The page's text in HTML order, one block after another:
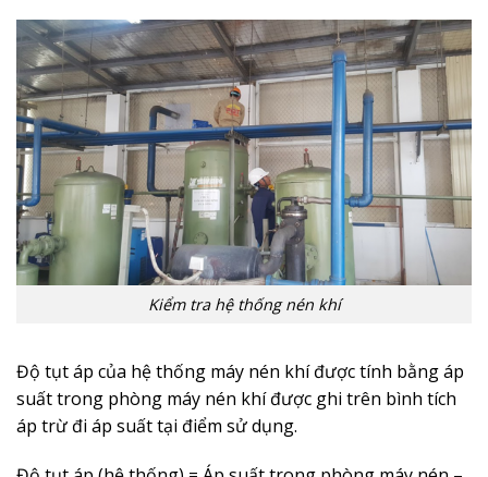
Kiểm tra hệ thống nén khí
Độ tụt áp của hệ thống máy nén khí được tính bằng áp
suất trong phòng máy nén khí được ghi trên bình tích
áp trừ đi áp suất tại điểm sử dụng.